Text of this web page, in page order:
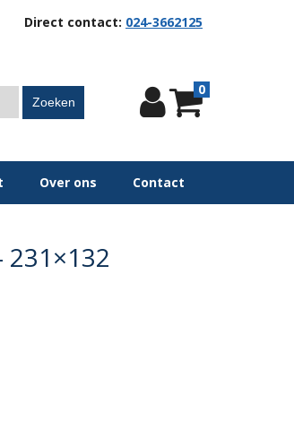
Direct contact: 024-3662125
Zoeken
0
Over ons Contact
231×132